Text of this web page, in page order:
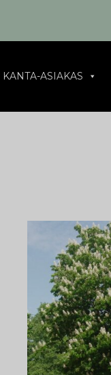
KANTA-ASIAKAS